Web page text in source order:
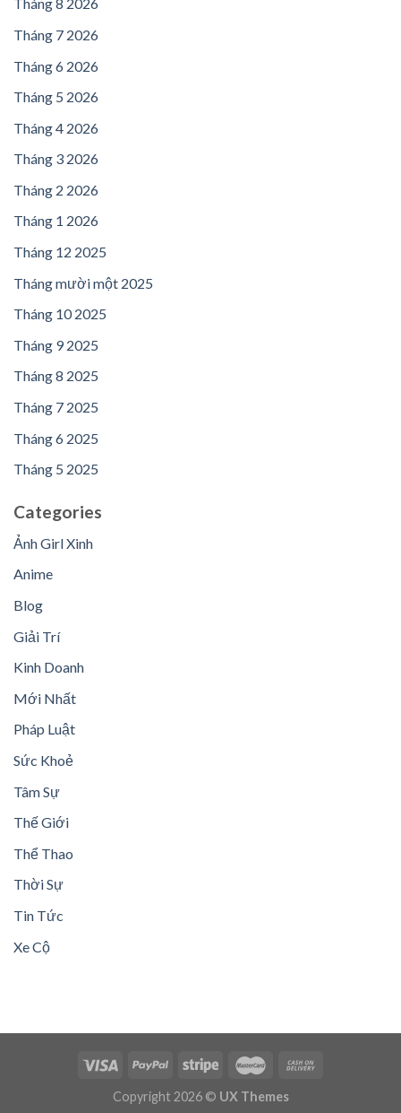
Tháng 8 2026
Tháng 7 2026
Tháng 6 2026
Tháng 5 2026
Tháng 4 2026
Tháng 3 2026
Tháng 2 2026
Tháng 1 2026
Tháng 12 2025
Tháng mười một 2025
Tháng 10 2025
Tháng 9 2025
Tháng 8 2025
Tháng 7 2025
Tháng 6 2025
Tháng 5 2025
Categories
Ảnh Girl Xinh
Anime
Blog
Giải Trí
Kinh Doanh
Mới Nhất
Pháp Luật
Sức Khoẻ
Tâm Sự
Thế Giới
Thể Thao
Thời Sự
Tin Tức
Xe Cộ
Copyright 2026 © UX Themes